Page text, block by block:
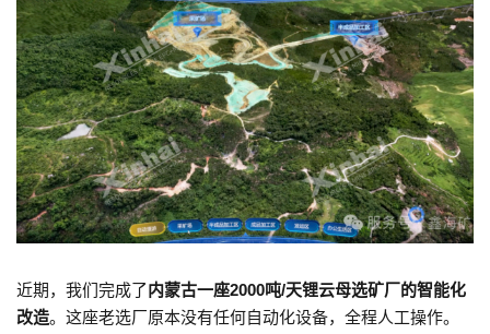
近期，我们完成了内蒙古一座2000吨/天锂云母选矿厂的智能化
改造。这座老选厂原本没有任何自动化设备，全程人工操作。